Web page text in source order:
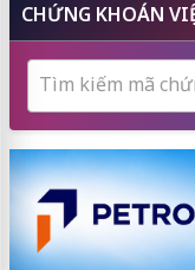
CHỨNG KHOÁN
Tìm kiếm mã